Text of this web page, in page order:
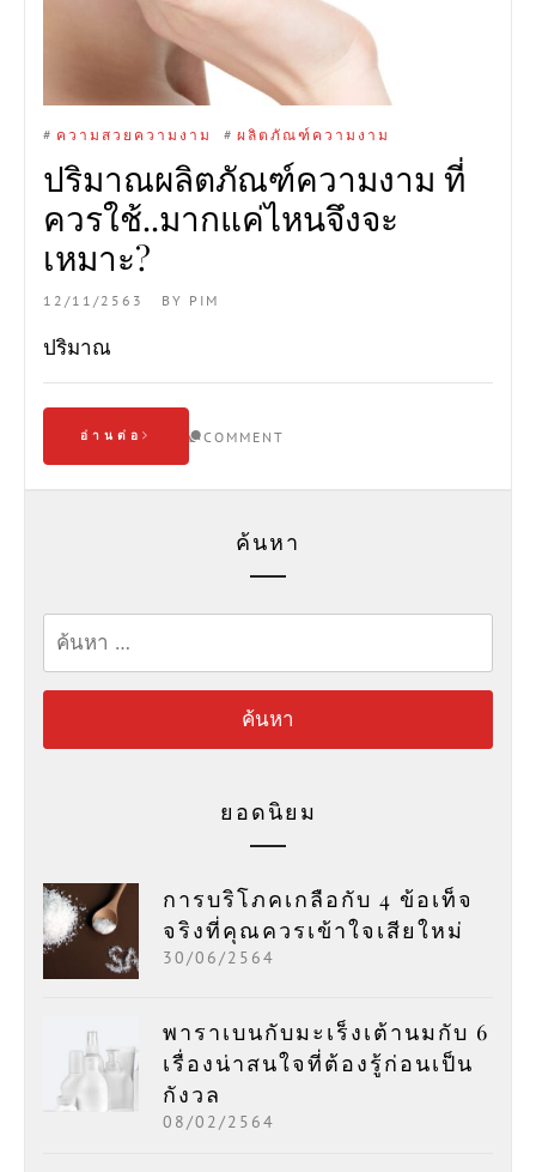
# ความสวยความงาม # ผลิตภัณฑ์ความงาม
ปริมาณผลิตภัณฑ์ความงาม ที่
ควรใช้..มากแค่ไหนจึงจะ
เหมาะ?
12/11/2563 BY PIM
ปริมาณ
อ่านต่อ COMMENT
ค้นหา
ค้นหา
ยอดนิยม
การบริโภคเกลือกับ 4 ข้อเท็จ
จริงที่คุณควรเข้าใจเสียใหม่
30/06/2564
พาราเบนกับมะเร็งเต้านมกับ 6
เรื่องน่าสนใจที่ต้องรู้ก่อนเป็น
กังวล
08/02/2564